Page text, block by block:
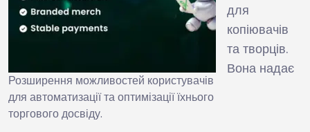
Розширення можливостей користувачів
для автоматизації та оптимізації їхнього
торгового досвіду.
для
копіювачів
та творців.
Вона надає